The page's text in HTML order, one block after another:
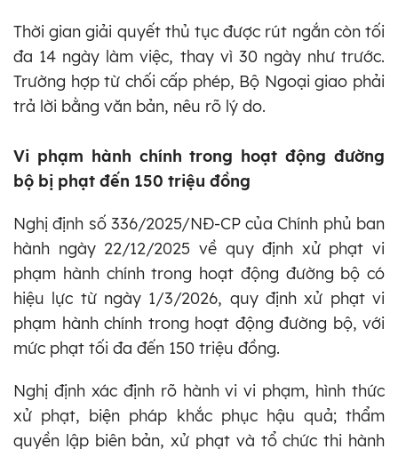
Thời gian giải quyết thủ tục được rút ngắn còn tối
đa 14 ngày làm việc, thay vì 30 ngày như trước.
Trường hợp từ chối cấp phép, Bộ Ngoại giao phải
trả lời bằng văn bản, nêu rõ lý do.
Vi phạm hành chính trong hoạt động đường
bộ bị phạt đến 150 triệu đồng
Nghị định số 336/2025/NĐ-CP của Chính phủ ban
hành ngày 22/12/2025 về quy định xử phạt vi
phạm hành chính trong hoạt động đường bộ có
hiệu lực từ ngày 1/3/2026, quy định xử phạt vi
phạm hành chính trong hoạt động đường bộ, với
mức phạt tối đa đến 150 triệu đồng.
Nghị định xác định rõ hành vi vi phạm, hình thức
xử phạt, biện pháp khắc phục hậu quả; thẩm
quyền lập biên bản, xử phạt và tổ chức thi hành